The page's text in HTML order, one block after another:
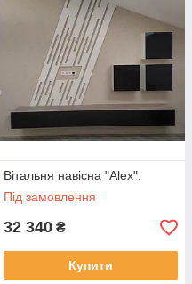
Вітальня навісна "Alex".
Під замовлення
32 340 ₴
Купити